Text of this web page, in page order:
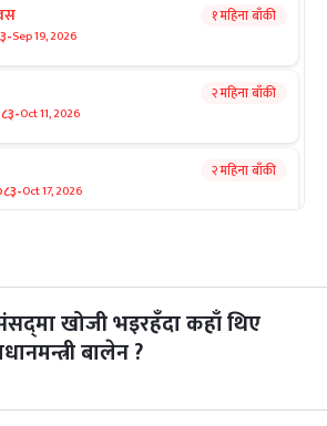
-Sep 19, 2026
१ महिना बाँकी
-Oct 11, 2026
२ महिना बाँकी
-Oct 17, 2026
२ महिना बाँकी
-Oct 20, 2026
२ महिना बाँकी
खोजी भइरहँदा कहाँ थिए
बालेन ?